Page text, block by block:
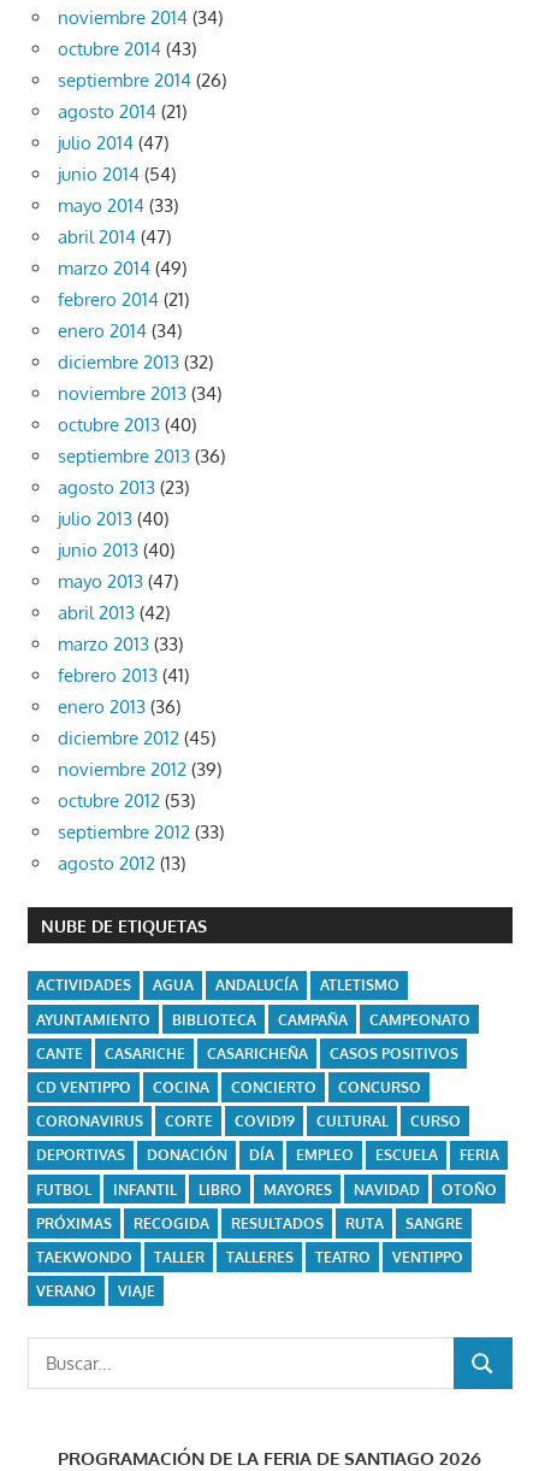
noviembre 2014 (34)
octubre 2014 (43)
septiembre 2014 (26)
agosto 2014 (21)
julio 2014 (47)
junio 2014 (54)
mayo 2014 (33)
abril 2014 (47)
marzo 2014 (49)
febrero 2014 (21)
enero 2014 (34)
diciembre 2013 (32)
noviembre 2013 (34)
octubre 2013 (40)
septiembre 2013 (36)
agosto 2013 (23)
julio 2013 (40)
junio 2013 (40)
mayo 2013 (47)
abril 2013 (42)
marzo 2013 (33)
febrero 2013 (41)
enero 2013 (36)
diciembre 2012 (45)
noviembre 2012 (39)
octubre 2012 (53)
septiembre 2012 (33)
agosto 2012 (13)
NUBE DE ETIQUETAS
ACTIVIDADES AGUA ANDALUCÍA
ATLETISMO
AYUNTAMIENTO
BIBLIOTECA CAMPAÑA
CAMPEONATO
CANTE
CASARICHE CASARICHEÑA
CASOS POSITIVOS
CD VENTIPPO
COCINA CONCIERTO
CONCURSO
CORONAVIRUS
CORTE COVID19 CULTURAL
CURSO
DEPORTIVAS
DONACIÓN DÍA EMPLEO ESCUELA
FERIA
FUTBOL
INFANTIL LIBRO MAYORES NAVIDAD
OTOÑO
PRÓXIMAS
RECOGIDA RESULTADOS RUTA
SANGRE
TAEKWONDO
TALLER TALLERES TEATRO
VENTIPPO
VERANO
VIAJE
Buscar:
BUSCAR
PROGRAMACIÓN DE LA FERIA DE SANTIAGO 2026